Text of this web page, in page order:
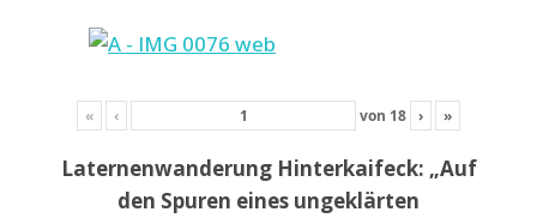
« ‹ von 18 › »
Laternenwanderung Hinterkaifeck: „Auf
den Spuren eines ungeklärten